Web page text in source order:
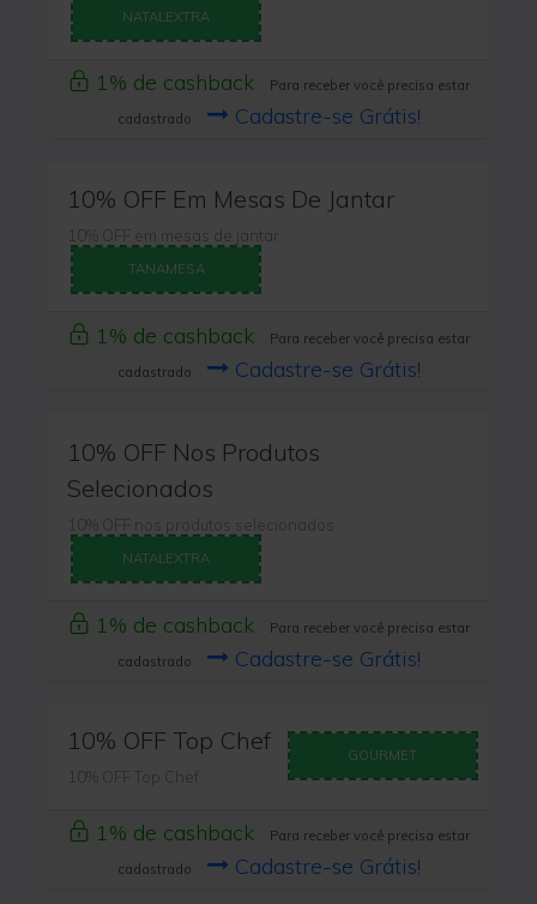
NATALEXTRA
1% de cashback
Para receber você precisa estar
cadastrado
Cadastre-se Grátis!
10% OFF Em Mesas De Jantar
10% OFF em mesas de jantar
TANAMESA
1% de cashback
Para receber você precisa estar
cadastrado
Cadastre-se Grátis!
10% OFF Nos Produtos
Selecionados
10% OFF nos produtos selecionados
NATALEXTRA
1% de cashback
Para receber você precisa estar
cadastrado
Cadastre-se Grátis!
10% OFF Top Chef
10% OFF Top Chef
GOURMET
1% de cashback
Para receber você precisa estar
cadastrado
Cadastre-se Grátis!